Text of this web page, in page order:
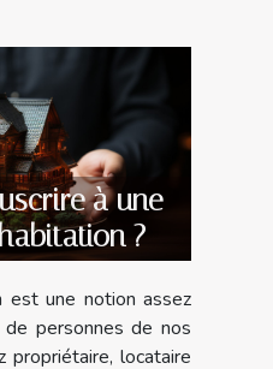
à une
?
est une notion assez
de personnes de nos
propriétaire, locataire